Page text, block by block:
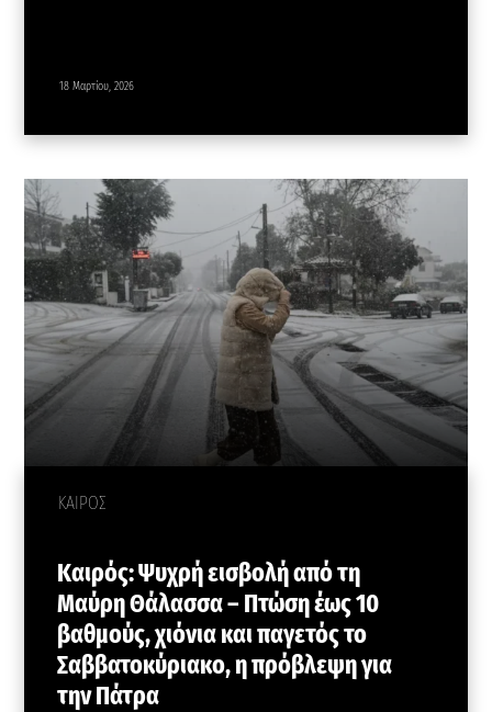
18 Μαρτίου, 2026
ΚΑΙΡΟΣ
Καιρός: Ψυχρή εισβολή από τη
Μαύρη Θάλασσα – Πτώση έως 10
βαθμούς, χιόνια και παγετός το
Σαββατοκύριακο, η πρόβλεψη για
την Πάτρα